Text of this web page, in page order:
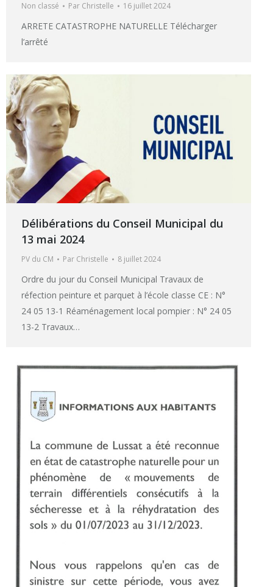
Non classé Par Christelle 16 juillet 2024
ARRETE CATASTROPHE NATURELLE Télécharger
l’arrêté
Délibérations du Conseil Municipal du
13 mai 2024
PV du CM Par Christelle 8 juillet 2024
Ordre du jour du Conseil Municipal Travaux de
réfection peinture et parquet à l’école classe CE : N°
24 05 13-1 Réaménagement local pompier : N° 24 05
13-2 Travaux…